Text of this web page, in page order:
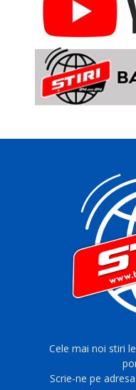
Cele mai noi stiri
Scrie-ne pe